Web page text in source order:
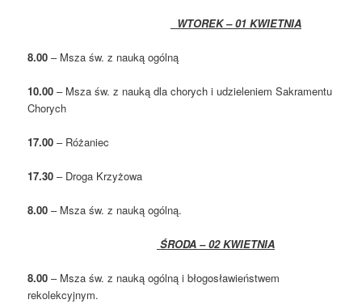
WTOREK – 01 KWIETNIA
8.00 – Msza św. z nauką ogólną
10.00 – Msza św. z nauką dla chorych i udzieleniem Sakramentu
Chorych
17.00 – Różaniec
17.30 – Droga Krzyżowa
8.00 – Msza św. z nauką ogólną.
ŚRODA – 02 KWIETNIA
8.00 – Msza św. z nauką ogólną i błogosławieństwem
rekolekcyjnym.